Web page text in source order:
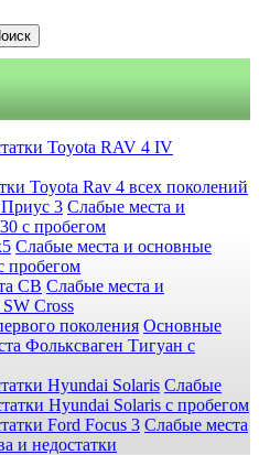
Toyota Rav 4 всех поколений
Слабые места и
с пробегом
Слабые места и основные
пробегом
Слабые места и
Cross
Основные
Фольксваген Тигуан с
Слабые
Hyundai Solaris с пробегом
Слабые места
и недостатки